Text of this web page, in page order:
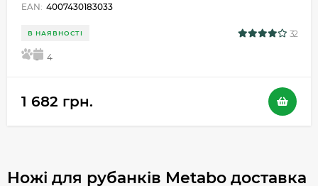
EAN: 4007430183033
В НАЯВНОСТІ 32
5 4
1 682 грн.
Ножі для рубанків Metabo доставка